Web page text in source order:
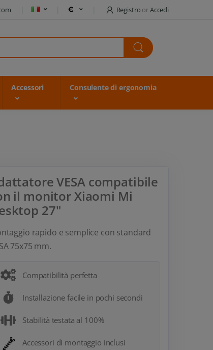
Registro orAccedi
Accessori Consulente di ergonomia
VESA compatibile
il monitor Xiaomi Mi
27"
rapido e semplice con standard
75x75 mm.
Compatibilità perfetta
Installazione facile in pochi secondi
Stabilità testata al 100%
Accessori di montaggio inclusi